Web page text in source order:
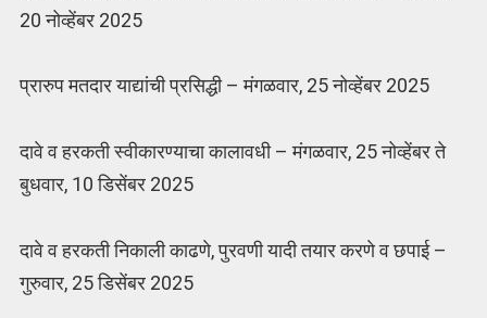
20 नोव्हेंबर 2025
प्रारुप मतदार याद्यांची प्रसिद्धी – मंगळवार, 25 नोव्हेंबर 2025
दावे व हरकती स्वीकारण्याचा कालावधी – मंगळवार, 25 नोव्हेंबर ते
बुधवार, 10 डिसेंबर 2025
दावे व हरकती निकाली काढणे, पुरवणी यादी तयार करणे व छपाई –
गुरुवार, 25 डिसेंबर 2025